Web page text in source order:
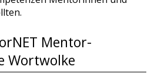
Mentor-
Wortwolke